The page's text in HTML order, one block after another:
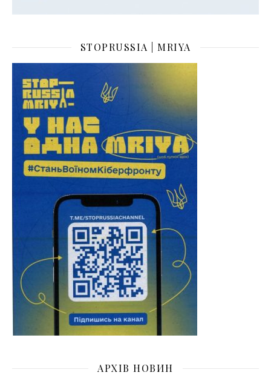
STOPRUSSIA | MRIYA
АРХІВ НОВИН